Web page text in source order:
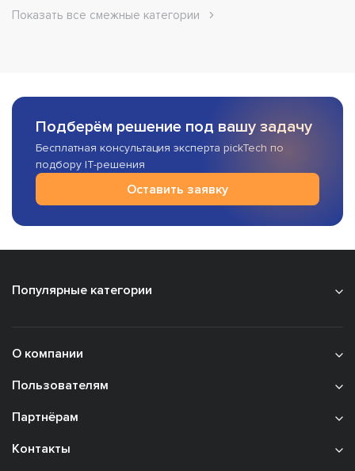
Показать все смежные категории
Подберём решение под вашу задачу
Бесплатная консультация эксперта pickTech по
подбору IT-решения
Оставить заявку
Популярные категории
О компании
Пользователям
Партнёрам
Контакты